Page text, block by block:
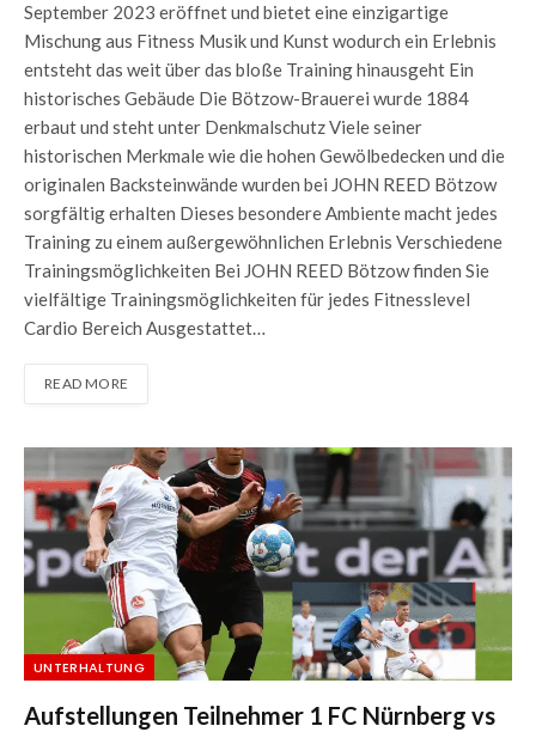
September 2023 eröffnet und bietet eine einzigartige
Mischung aus Fitness Musik und Kunst wodurch ein Erlebnis
entsteht das weit über das bloße Training hinausgeht Ein
historisches Gebäude Die Bötzow-Brauerei wurde 1884
erbaut und steht unter Denkmalschutz Viele seiner
historischen Merkmale wie die hohen Gewölbedecken und die
originalen Backsteinwände wurden bei JOHN REED Bötzow
sorgfältig erhalten Dieses besondere Ambiente macht jedes
Training zu einem außergewöhnlichen Erlebnis Verschiedene
Trainingsmöglichkeiten Bei JOHN REED Bötzow finden Sie
vielfältige Trainingsmöglichkeiten für jedes Fitnesslevel
Cardio Bereich Ausgestattet…
READ MORE
UNTERHALTUNG
Aufstellungen Teilnehmer 1 FC Nürnberg vs